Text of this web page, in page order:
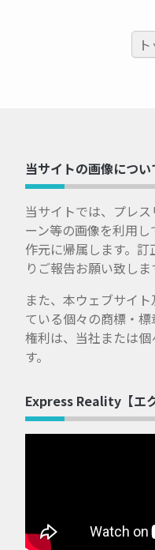
当サイトの画像につい
当サイトでは、プレ
ーン等の画像を利用
作元に帰属します。
りご報告お願い致しま
また、本ウェブサイ
ている個々の商標・
権利は、当社または
す。
Express Reality【エ